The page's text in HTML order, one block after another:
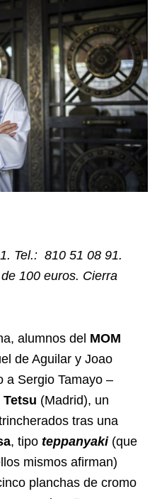
Tel.: 810 51 08 91.
100 euros. Cierra
alumnos del MOM
de Aguilar y Joao
a Sergio Tamayo –
(Madrid), un
tras una
, tipo teppanyaki(que
mismos afirman)
planchas de cromo